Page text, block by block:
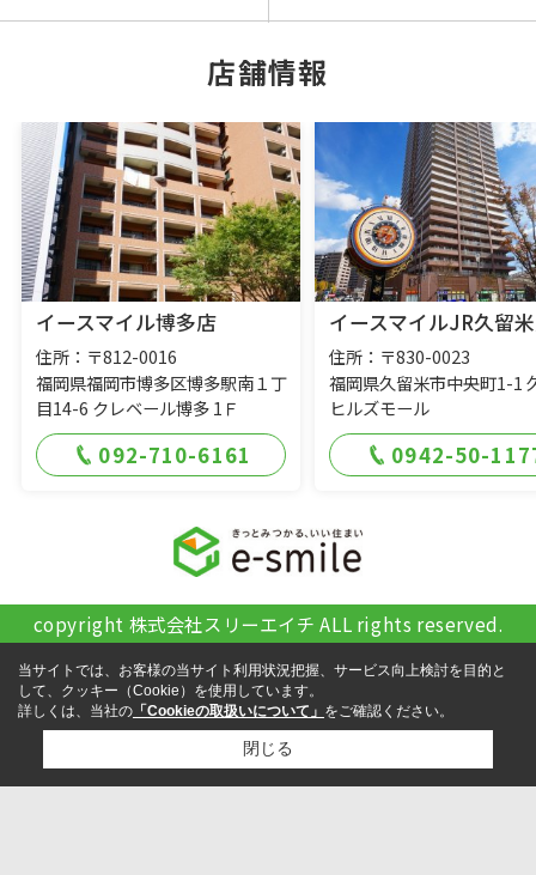
店舗情報
イースマイル博多店
住所：〒812-0016
福岡県福岡市博多区博多駅南１丁
目14-6 クレベール博多 1Ｆ
092-710-6161
イースマイルJR久留
住所：〒830-0023
福岡県久留米市中央町1-1
ヒルズモール
0942-50-
copyright 株式会社スリーエイチ ALL rights reserved.
当サイトでは、お客様の当サイト利用状況把握、サービス向上検討を目的と
して、クッキー（Cookie）を使用しています。
詳しくは、当社の 「Cookieの取扱いについて」 をご確認ください。
閉じる